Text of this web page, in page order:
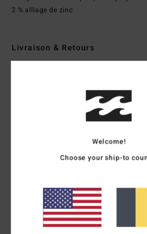
2 % alliage de zinc
Livraison & Retours
Note moyenne
5.0
100% de nos clients
Confort
4.0
Welcome!
Choose your ship-to